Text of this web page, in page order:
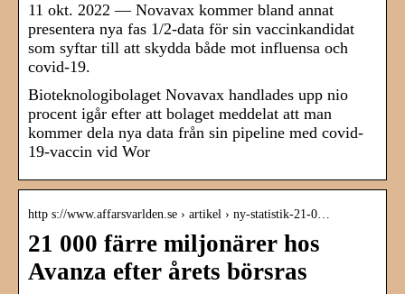
11 okt. 2022 — Novavax kommer bland annat
presentera nya fas 1/2-data för sin vaccinkandidat
som syftar till att skydda både mot influensa och
covid-19.
Bioteknologibolaget Novavax handlades upp nio
procent igår efter att bolaget meddelat att man
kommer dela nya data från sin pipeline med covid-
19-vaccin vid Wor
http s://www.affarsvarlden.se › artikel › ny-statistik-21-0…
21 000 färre miljonärer hos
Avanza efter årets börsras